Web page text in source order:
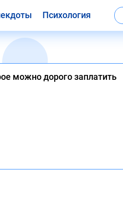
Психология
можно дорого заплатить